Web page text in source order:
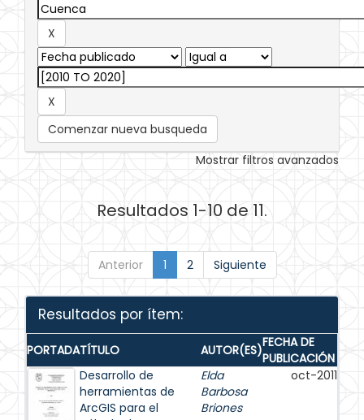
Comenzar nueva busqueda
Mostrar filtros avanzados
Resultados 1-10 de 11.
Anterior 1 2 Siguiente
Resultados por ítem:
PORTADATÍTULO AUTOR(ES)FECHA DE
PUBLICACIÓN
Desarrollo de
herramientas de
ArcGIS para el
Elda
Barbosa
Briones
oct-2011